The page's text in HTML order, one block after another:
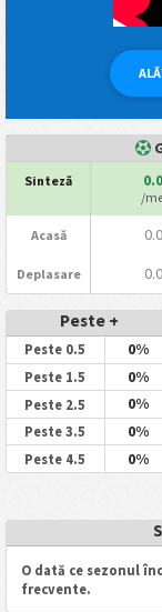
Sinteză
/
Acasă
Deplasare
Peste +
Peste 0.5 0%
Peste 1.5 0%
Peste 2.5 0%
Peste 3.5 0%
Peste 4.5 0%
O dată ce sezonul
frecvente.